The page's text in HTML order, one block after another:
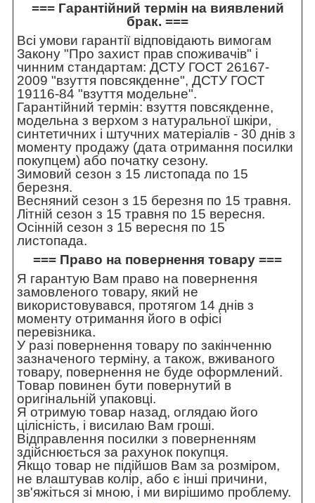
=== Гарантійний термін на виявлений
брак. ===
Всі умови гарантії відповідають вимогам
Закону "Про захист прав споживачів" і
чинним стандартам: ДСТУ ГОСТ 26167-
2009 "взуття повсякденне", ДСТУ ГОСТ
19116-84 "взуття модельне".
Гарантійний термін: взуття повсякденне,
модельна з верхом з натуральної шкіри,
синтетичних і штучних матеріалів - 30 днів з
моменту продажу (дата отримання посилки
покупцем) або початку сезону.
Зимовий сезон з 15 листопада по 15
березня.
Весняний сезон з 15 березня по 15 травня.
Літній сезон з 15 травня по 15 вересня.
Осінній сезон з 15 вересня по 15
листопада.
=== Право на повернення товару ===
Я гарантую Вам право на повернення
замовленого товару, який не
використовувався, протягом 14 днів з
моменту отримання його в офісі
перевізника.
У разі повернення товару по закінченню
зазначеного терміну, а також, вживаного
товару, повернення не буде оформлений.
Товар повинен бути повернутий в
оригінальній упаковці.
Я отримую товар назад, оглядаю його
цілісність, і висилаю Вам гроші.
Відправлення посилки з поверненням
здійснюється за рахунок покупця.
Якщо товар не підійшов Вам за розміром,
не влаштував колір, або є інші причини,
зв'яжіться зі мною, і ми вирішимо проблему.